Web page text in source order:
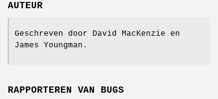
AUTEUR
Geschreven door David MacKenzie en
James Youngman.
RAPPORTEREN VAN BUGS